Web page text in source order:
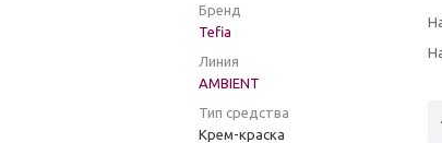
Бренд
Tefia
Линия
AMBIENT
Тип средства
Крем-краска